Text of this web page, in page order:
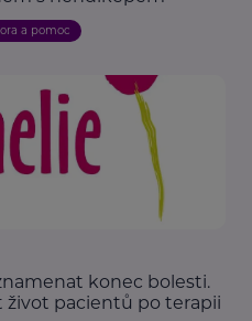
a pomoc
konec bolesti.
život pacientů po terapii